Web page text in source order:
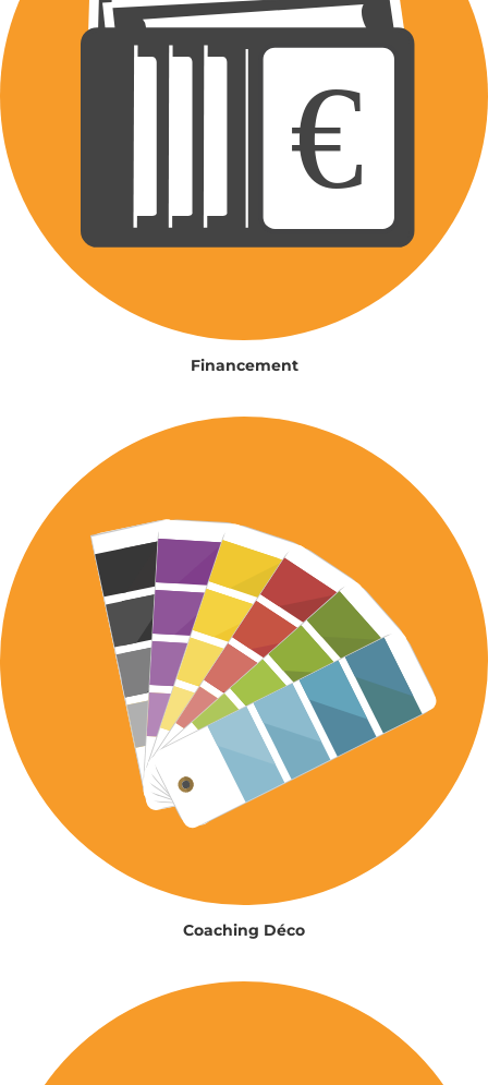
Financement
Coaching Déco